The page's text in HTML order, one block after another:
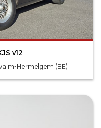
v12
Hermelgem (BE)